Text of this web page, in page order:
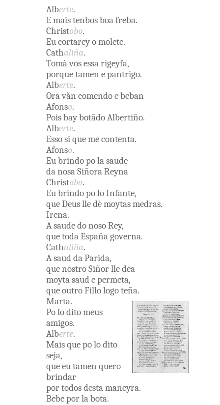
Alberte.
Emaistenbosboafreba.
Christobo.
Eucortareyomolete.
Cathaliña.
Tomàvosessarigeyfa,
porquetamen epantrigo.
Alberte.
Oravàn comendoebeban
Afonso.
PoisbaybotãdoAlbertiño.
Alberte.
Essosiquemecontenta.
Afonso.
Eubrindopo lasaude
danosaSiñoraReyna
Christobo.
Eubrindopo loInfante,
queDeuslledèmoytasmedras.
Irena.
AsaudedonosoRey,
quetodaEspañagoverna.
Cathaliña.
AsauddaParida,
quenostroSiñorlledea
moytasaud epermeta,
queoutroFillologoteña.
Marta.
Po loditomeus
amigos.
Alberte.
Maisquepo lodito
seja,
queeutamen quero
brindar
portodosdestamaneyra.
Bebeporlabota.